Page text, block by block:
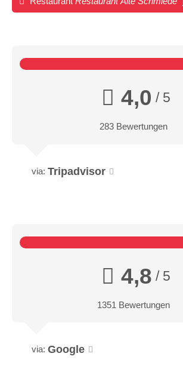
4,0 / 5
283 Bewertungen
via: Tripadvisor
4,8 / 5
1351 Bewertungen
via: Google